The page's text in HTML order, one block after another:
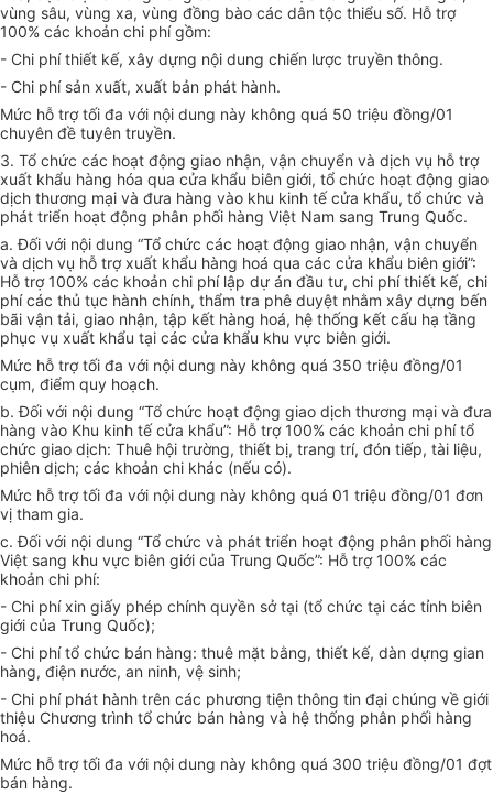
vùng sâu, vùng xa, vùng đồng bào các dân tộc thiểu số. Hỗ trợ
100% các khoản chi phí gồm:
- Chi phí thiết kế, xây dựng nội dung chiến lược truyền thông.
- Chi phí sản xuất, xuất bản phát hành.
Mức hỗ trợ tối đa với nội dung này không quá 50 triệu đồng/01
chuyên đề tuyên truyền.
3. Tổ chức các hoạt động giao nhận, vận chuyển và dịch vụ hỗ trợ
xuất khẩu hàng hóa qua cửa khẩu biên giới, tổ chức hoạt động giao
dịch thương mại và đưa hàng vào khu kinh tế cửa khẩu, tổ chức và
phát triển hoạt động phân phối hàng Việt Nam sang Trung Quốc.
a. Đối với nội dung “Tổ chức các hoạt động giao nhận, vận chuyển
và dịch vụ hỗ trợ xuất khẩu hàng hoá qua các cửa khẩu biên giới”:
Hỗ trợ 100% các khoản chi phí lập dự án đầu tư, chi phí thiết kế, chi
phí các thủ tục hành chính, thẩm tra phê duyệt nhằm xây dựng bến
bãi vận tải, giao nhận, tập kết hàng hoá, hệ thống kết cấu hạ tầng
phục vụ xuất khẩu tại các cửa khẩu khu vực biên giới.
Mức hỗ trợ tối đa với nội dung này không quá 350 triệu đồng/01
cụm, điểm quy hoạch.
b. Đối với nội dung “Tổ chức hoạt động giao dịch thương mại và đưa
hàng vào Khu kinh tế cửa khẩu”: Hỗ trợ 100% các khoản chi phí tổ
chức giao dịch: Thuê hội trường, thiết bị, trang trí, đón tiếp, tài liệu,
phiên dịch; các khoản chi khác (nếu có).
Mức hỗ trợ tối đa với nội dung này không quá 01 triệu đồng/01 đơn
vị tham gia.
c. Đối với nội dung “Tổ chức và phát triển hoạt động phân phối hàng
Việt sang khu vực biên giới của Trung Quốc”: Hỗ trợ 100% các
khoản chi phí:
- Chi phí xin giấy phép chính quyền sở tại (tổ chức tại các tỉnh biên
giới của Trung Quốc);
- Chi phí tổ chức bán hàng: thuê mặt bằng, thiết kế, dàn dựng gian
hàng, điện nước, an ninh, vệ sinh;
- Chi phí phát hành trên các phương tiện thông tin đại chúng về giới
thiệu Chương trình tổ chức bán hàng và hệ thống phân phối hàng
hoá.
Mức hỗ trợ tối đa với nội dung này không quá 300 triệu đồng/01 đợt
bán hàng.